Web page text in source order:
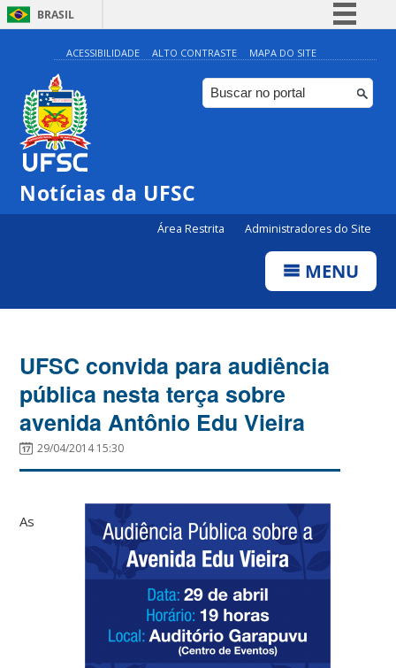
BRASIL
Simplifique!
Comunica BR
Participe
ACESSIBILIDADE ALTO CONTRASTE MAPA DO SITE
Notícias da UFSC
Área Restrita Administradores do Site
MENU
UFSC convida para audiência
pública nesta terça sobre
avenida Antônio Edu Vieira
29/04/2014 15:30
As